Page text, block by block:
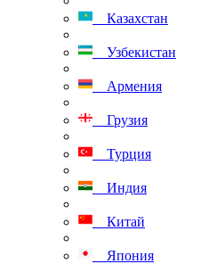
Казахстан
Узбекистан
Армения
Грузия
Турция
Индия
Китай
Япония